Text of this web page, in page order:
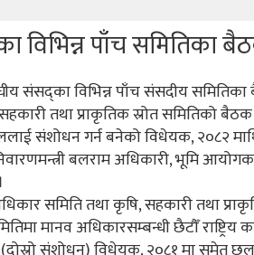
पाँच समितिका
संसद्का विभिन्न पाँच संसदीय
तथा प्राकृतिक स्रोत समितिको
संशोधन गर्न बनेको विधेयक, २०८२
बलराम अधिकारी, भूमि
समिति तथा कृषि, सहकारी तथा
मानव अधिकारसम्बन्धी छैटौँ राष्ट्रिय